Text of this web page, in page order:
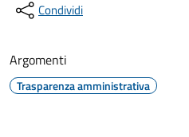
Condividi
Argomenti
Trasparenza amministrativa